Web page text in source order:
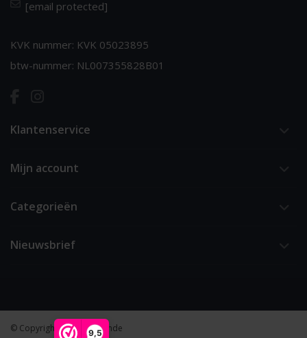
9,5
[email protected]
KVK nummer: KVK 05023895
btw-nummer: NL007355828B01
Klantenservice
Mijn account
Categorieën
Nieuwsbrief
© Copyright 2026 van 't Ende